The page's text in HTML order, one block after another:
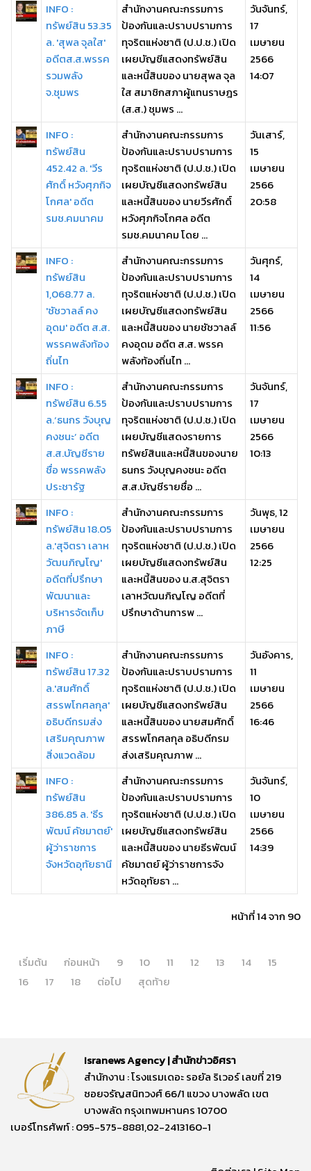
INFO :
ทรัพย์สิน 53.35
ล. 'สุพล จุลใส'
อดีตส.ส.พรรค
รวมพลัง
จ.ชุมพร
สำนักงานคณะกรรมการ
ป้องกันและปราบปรามการ
ทุจริตแห่งชาติ (ป.ป.ช.) เปิด
เผยบัญชีแสดงทรัพย์สิน
และหนี้สินของ นายสุพล จุล
ใส สมาชิกสภาผู้แทนราษฎร
(ส.ส.) ชุมพร ...
วันจันทร์,
17
เมษายน
2566
14:07
INFO :
ทรัพย์สิน
452.42 ล. 'วีร
ศักดิ์ หวังศุภกิจ
โกศล' อดีต
รมช.คมนาคม
สำนักงานคณะกรรมการ
ป้องกันและปราบปรามการ
ทุจริตแห่งชาติ (ป.ป.ช.) เปิด
เผยบัญชีแสดงทรัพย์สิน
และหนี้สินของ นายวีรศักดิ์
หวังศุภกิจโกศล อดีต
รมช.คมนาคม โดย ...
วันเสาร์,
15
เมษายน
2566
20:58
INFO :
ทรัพย์สิน
1,068.77 ล.
'ชัชวาลล์ คง
อุดม' อดีต ส.ส.
พรรคพลังท้อง
ถิ่นไท
สำนักงานคณะกรรมการ
ป้องกันและปราบปรามการ
ทุจริตแห่งชาติ (ป.ป.ช.) เปิด
เผยบัญชีแสดงทรัพย์สิน
และหนี้สินของ นายชัชวาลล์
คงอุดม อดีต ส.ส. พรรค
พลังท้องถิ่นไท ...
วันศุกร์,
14
เมษายน
2566
11:56
INFO :
ทรัพย์สิน 6.55
ล.‘ธนกร วังบุญ
คงชนะ’ อดีต
ส.ส.บัญชีราย
ชื่อ พรรคพลัง
ประชารัฐ
สำนักงานคณะกรรมการ
ป้องกันและปราบปรามการ
ทุจริตแห่งชาติ (ป.ป.ช.) เปิด
เผยบัญชีแสดงรายการ
ทรัพย์สินและหนี้สินของนาย
ธนกร วังบุญคงชนะ อดีต
ส.ส.บัญชีรายชื่อ ...
วันจันทร์,
17
เมษายน
2566
10:13
INFO :
ทรัพย์สิน 18.05
ล.'สุจิตรา เลาห
วัฒนภิญโญ'
อดีตที่ปรึกษา
พัฒนาและ
บริหารจัดเก็บ
ภาษี
สำนักงานคณะกรรมการ
ป้องกันและปราบปรามการ
ทุจริตแห่งชาติ (ป.ป.ช.) เปิด
เผยบัญชีแสดงทรัพย์สิน
และหนี้สินของ น.ส.สุจิตรา
เลาหวัฒนภิญโญ อดีตที่
ปรึกษาด้านการพ ...
วันพุธ, 12
เมษายน
2566
12:25
INFO :
ทรัพย์สิน 17.32
ล.'สมศักดิ์
สรรพโกศลกุล'
อธิบดีกรมส่ง
เสริมคุณภาพ
สิ่งแวดล้อม
สำนักงานคณะกรรมการ
ป้องกันและปราบปรามการ
ทุจริตแห่งชาติ (ป.ป.ช.) เปิด
เผยบัญชีแสดงทรัพย์สิน
และหนี้สินของ นายสมศักดิ์
สรรพโกศลกุล อธิบดีกรม
ส่งเสริมคุณภาพ ...
วันอังคาร,
11
เมษายน
2566
16:46
INFO :
ทรัพย์สิน
386.85 ล. 'ธีร
พัฒน์ คัชมาตย์'
ผู้ว่าราชการ
จังหวัดอุทัยธานี
สำนักงานคณะกรรมการ
ป้องกันและปราบปรามการ
ทุจริตแห่งชาติ (ป.ป.ช.) เปิด
เผยบัญชีแสดงทรัพย์สิน
และหนี้สินของ นายธีรพัฒน์
คัชมาตย์ ผู้ว่าราชการจัง
หวัดอุทัยธา ...
วันจันทร์,
10
เมษายน
2566
14:39
หน้าที่ 14 จาก 90
เริ่มต้น ก่อนหน้า 9 10 11 12 13 14
15
16
17 18 ต่อไป สุดท้าย
Isranews Agency | สำนักข่าวอิศรา
สำนักงาน : โรงแรมเดอะ รอยัล ริเวอร์ เลขที่ 219
ซอยจรัญสนิทวงศ์ 66/1 แขวง บางพลัด เขต
บางพลัด กรุงเทพมหานคร 10700
เบอร์โทรศัพท์ : 095-575-8881,02-2413160-1